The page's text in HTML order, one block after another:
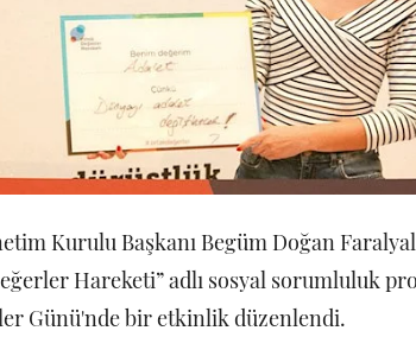
Kurulu Başkanı Begüm Doğan
Hareketi” adlı sosyal sorumluluk
Günü'nde bir etkinlik düzenlendi.